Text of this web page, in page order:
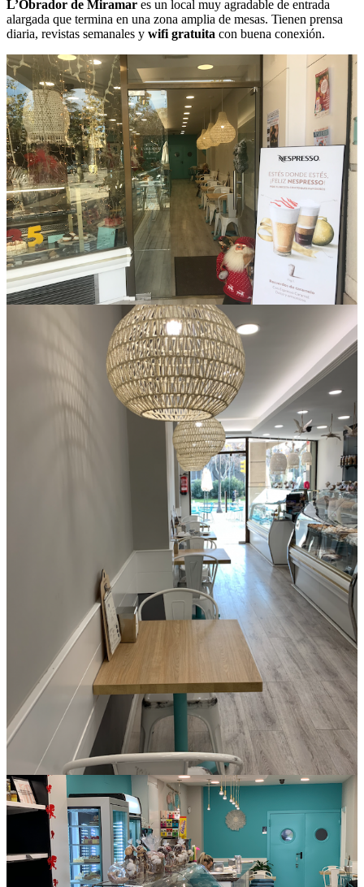
L’Obrador de Miramar es un local muy agradable de entrada
alargada que termina en una zona amplia de mesas. Tienen prensa
diaria, revistas semanales y wifi gratuita con buena conexión.